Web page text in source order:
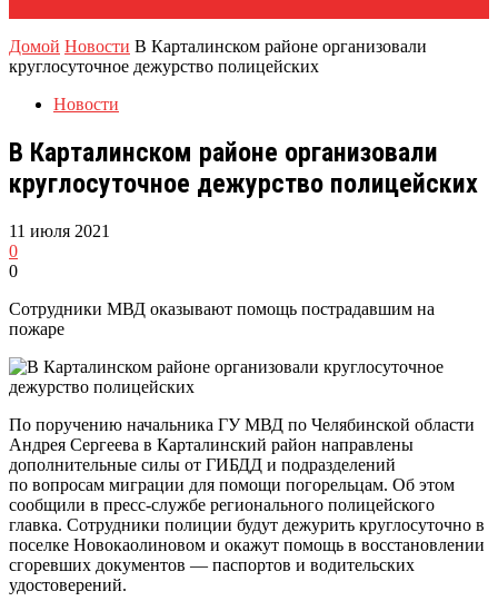
Домой Новости В Карталинском районе организовали
круглосуточное дежурство полицейских
Новости
В Карталинском районе организовали
круглосуточное дежурство полицейских
11 июля 2021
0
0
Сотрудники МВД оказывают помощь пострадавшим на
пожаре
По поручению начальника ГУ МВД по Челябинской области
Андрея Сергеева в Карталинский район направлены
дополнительные силы от ГИБДД и подразделений
по вопросам миграции для помощи погорельцам. Об этом
сообщили в пресс-службе регионального полицейского
главка. Сотрудники полиции будут дежурить круглосуточно в
поселке Новокаолиновом и окажут помощь в восстановлении
сгоревших документов — паспортов и водительских
удостоверений.